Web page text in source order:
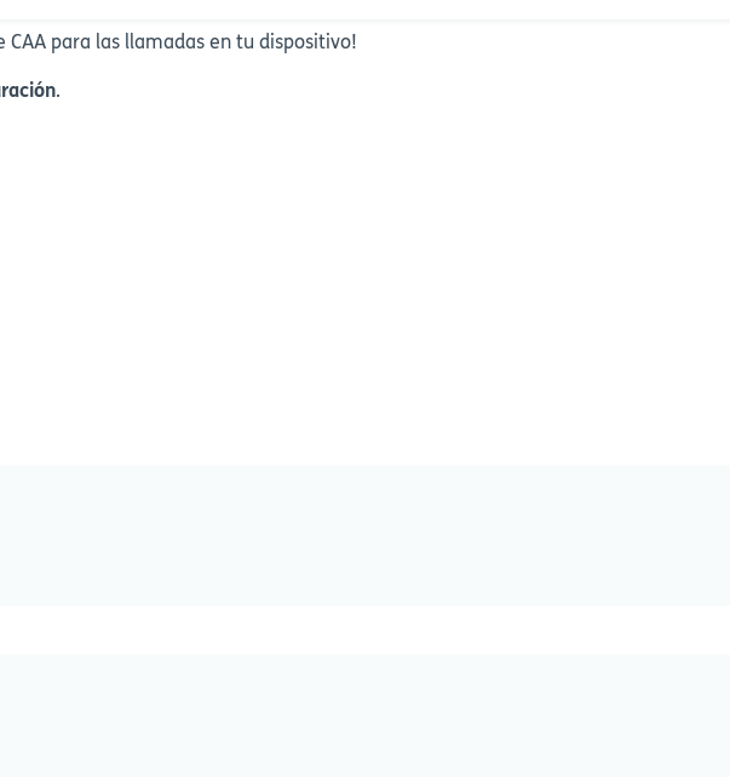
CAA para las llamadas en tu dispositivo!
.